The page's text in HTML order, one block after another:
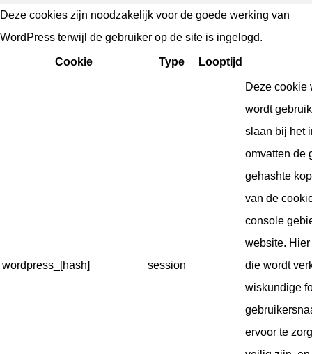
Deze cookies zijn noodzakelijk voor de goede werking van
WordPress terwijl de gebruiker op de site is ingelogd.
Cookie Type Looptijd
wordpress_[hash] session
Deze cookie
wordt
slaan bij het
omvatten de
gehashte
van de
console
website.
die wordt
wiskundige
ervoor te